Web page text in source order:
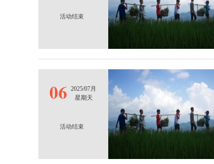
活动结束
06 2025/07月
星期天
活动结束